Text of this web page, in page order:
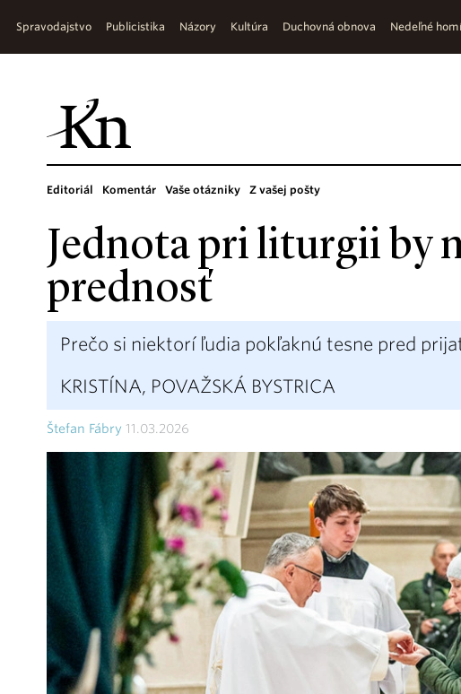
Spravodajstvo Publicistika Názory Kultúra Duchovná obnova Nedeľné
Editoriál Komentár Vaše otázniky Z vašej pošty
Jednota pri liturgii by
prednosť
Prečo si niektorí ľudia pokľaknú tesne pred
KRISTÍNA, POVAŽSKÁ BYSTRICA
Štefan Fábry 11.03.2026